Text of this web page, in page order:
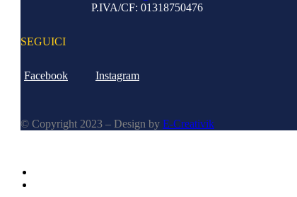
P.IVA/CF: 01318750476
SEGUICI
Facebook Instagram
© Copyright 2023 – Design by E-Creativik